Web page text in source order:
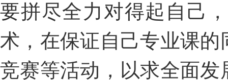
要拼尽全力对得起自己
术，在保证自己专业课
竞赛等活动，以求全面